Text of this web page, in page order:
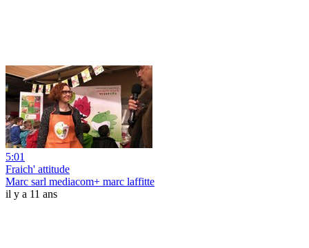
5:01
Fraich' attitude
Marc sarl mediacom+ marc laffitte
il y a 11 ans